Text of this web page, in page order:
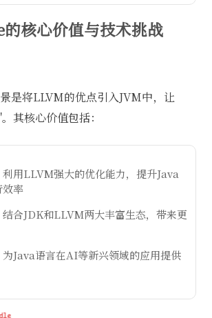
核心价值与技术挑战
是将LLVM的优点引入JVM中，让
其核心价值包括：
利用LLVM强大的优化能力，提升Java
效率
结合JDK和LLVM两大丰富生态，带来更
为Java语言在AI等新兴领域的应用提供